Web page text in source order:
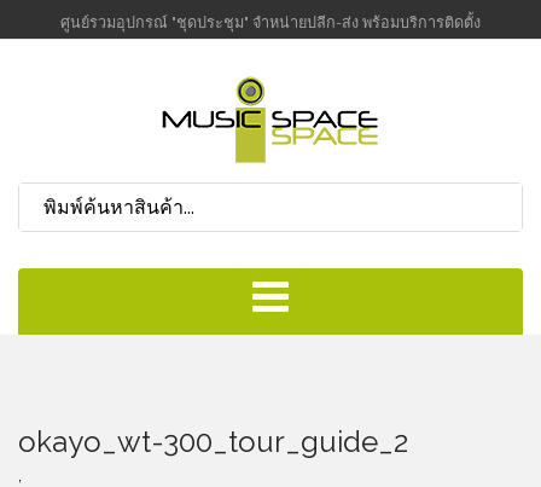
ศูนย์รวมอุปกรณ์ "ชุดประชุม" จำหน่ายปลีก-ส่ง พร้อมบริการติดตั้ง
okayo_wt-300_tour_guide_2